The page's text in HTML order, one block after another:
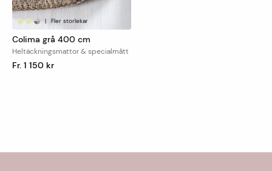
| Fler storlekar
Colima grå 400 cm
Heltäckningsmattor & specialmått
Fr. 1 150 kr